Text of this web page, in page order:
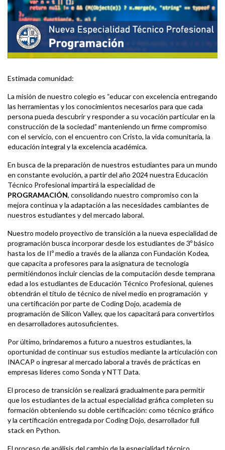
Estimada comunidad:
La misión de nuestro colegio es “educar con excelencia entregando
las herramientas y los conocimientos necesarios para que cada
persona pueda descubrir y responder a su vocación particular en la
construcción de la sociedad” manteniendo un firme compromiso
con el servicio, con el encuentro con Cristo, la vida comunitaria, la
educación integral y la excelencia académica.
En busca de la preparación de nuestros estudiantes para un mundo
en constante evolución, a partir del año 2024 nuestra Educación
Técnico Profesional impartirá la especialidad de
PROGRAMACIÓN, consolidando nuestro compromiso con la
mejora continua y la adaptación a las necesidades cambiantes de
nuestros estudiantes y del mercado laboral.
Nuestro modelo proyectivo de transición a la nueva especialidad de
programación busca incorporar desde los estudiantes de 3º básico
hasta los de IIº medio a través de la alianza con Fundación Kodea,
que capacita a profesores para la asignatura de tecnología
permitiéndonos incluir ciencias de la computación desde temprana
edad a los estudiantes de Educación Técnico Profesional, quienes
obtendrán el título de técnico de nivel medio en programación y
una certificación por parte de Coding Dojo, academia de
programación de Silicon Valley, que los capacitará para convertirlos
en desarrolladores autosuficientes.
Por último, brindaremos a futuro a nuestros estudiantes, la
oportunidad de continuar sus estudios mediante la articulación con
INACAP o ingresar al mercado laboral a través de prácticas en
empresas líderes como Sonda y NTT Data.
El proceso de transición se realizará gradualmente para permitir
que los estudiantes de la actual especialidad gráfica completen su
formación obteniendo su doble certificación: como técnico gráfico
y la certificación entregada por Coding Dojo, desarrollador full
stack en Python.
El proceso de análisis del cambio de la especialidad técnico